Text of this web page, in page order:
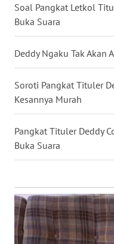
Soal Pangkat Letkol
Buka Suara
Deddy Ngaku Tak
Soroti Pangkat Tituler
Kesannya Murah
Pangkat Tituler Deddy
Buka Suara
BABEL
WN
SUMBAR
WN
WN
BENGKULU
WN
JATENG